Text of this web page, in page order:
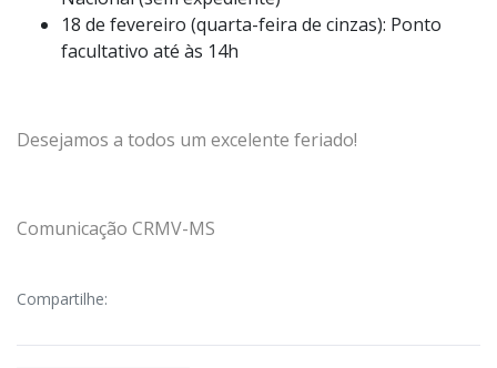
18 de fevereiro (quarta-feira de cinzas): Ponto
facultativo até às 14h
Desejamos a todos um excelente feriado!
Comunicação CRMV-MS
Compartilhe: